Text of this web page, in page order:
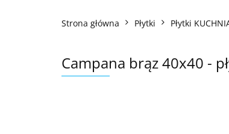
Strona główna Płytki Płytki
Campana brąz 40x40 -